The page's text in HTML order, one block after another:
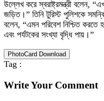
উল্লেখ করে স্বরাষ্ট্রমন্ত্রী বলেন,
জড়িত।” তিনি টুরিস্ট পুলিশকে
বলেন, “এমন পরিবেশ নিশ্চিত করতে
এবং পর্যটকের সংখ্যা বৃদ্ধি পায়।”
PhotoCard Download
Tag :
Write Your Comment